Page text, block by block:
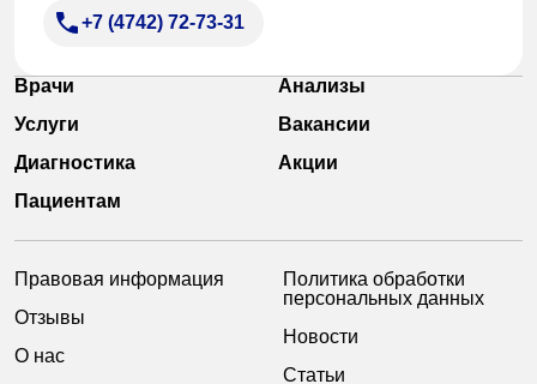
+7 (4742) 72-73-31
Врачи
Анализы
Услуги
Вакансии
Диагностика
Акции
Пациентам
Правовая информация
Отзывы
О нас
Политика обработки
персональных данных
Новости
Статьи